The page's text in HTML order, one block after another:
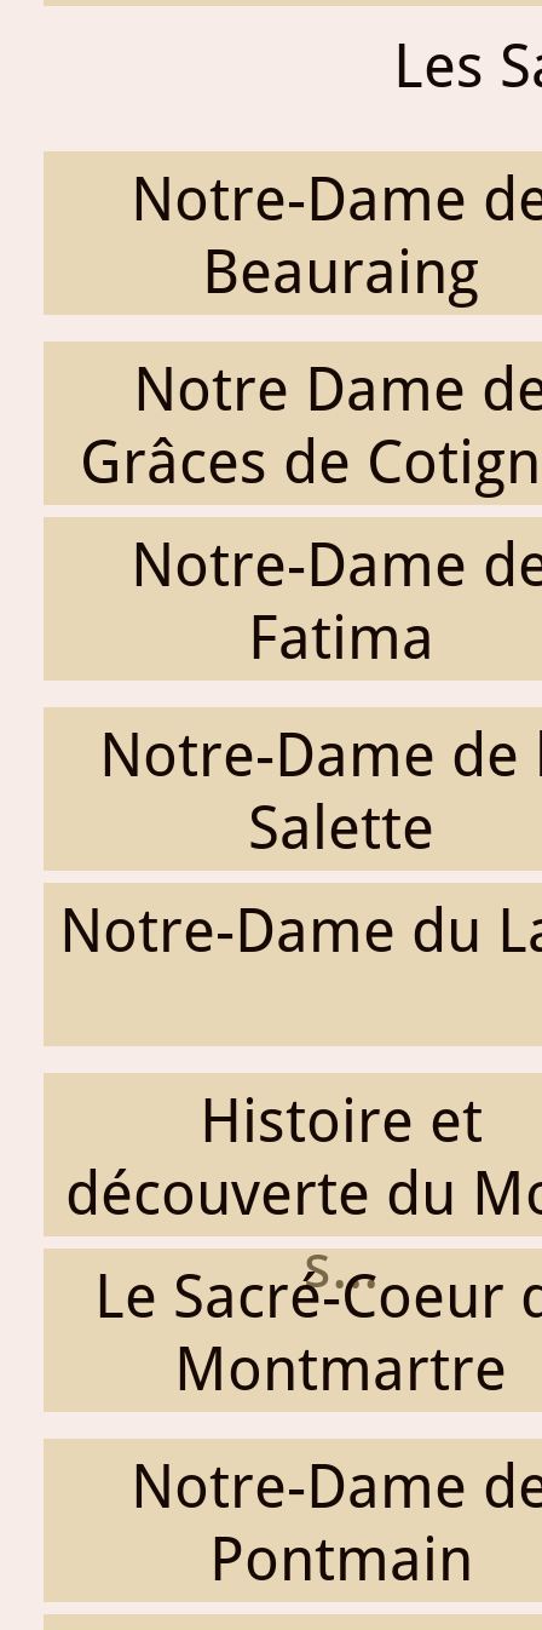
Les
Notre-Dame
Beauraing
Notre Dame
Grâces de
Notre-Dame
Fatima
Notre-Dame de
Salette
Notre-Dame du
Histoire et
découverte du
s...
Le Sacré-Coeur
Montmartre
Notre-Dame
Pontmain